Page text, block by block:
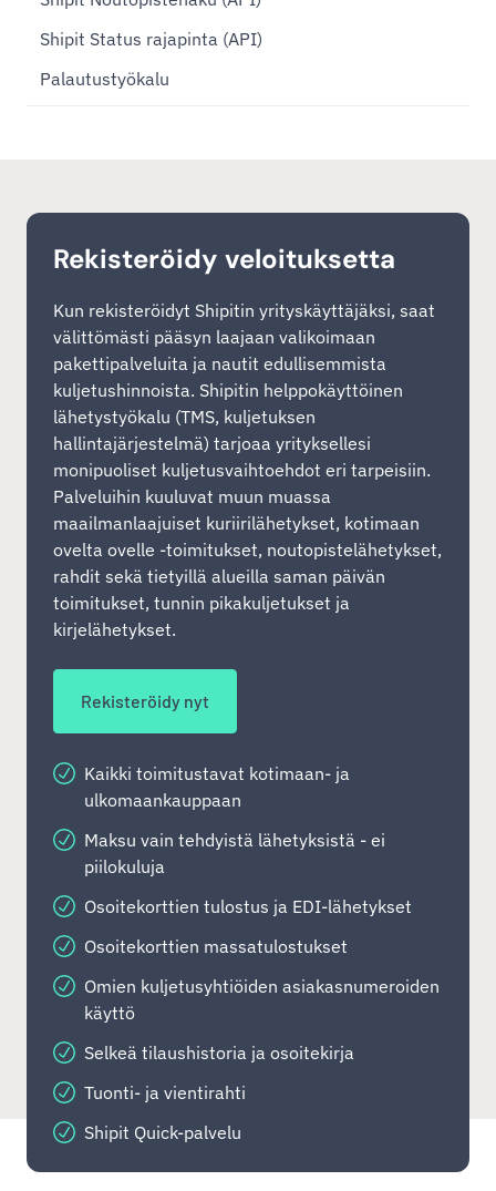
Shipit Status rajapinta (API)
Palautustyökalu
Rekisteröidy veloituksetta
Kun rekisteröidyt Shipitin yrityskäyttäjäksi, saat
välittömästi pääsyn laajaan valikoimaan
pakettipalveluita ja nautit edullisemmista
kuljetushinnoista. Shipitin helppokäyttöinen
lähetystyökalu (TMS, kuljetuksen
hallintajärjestelmä) tarjoaa yrityksellesi
monipuoliset kuljetusvaihtoehdot eri tarpeisiin.
Palveluihin kuuluvat muun muassa
maailmanlaajuiset kuriirilähetykset, kotimaan
ovelta ovelle -toimitukset, noutopistelähetykset,
rahdit sekä tietyillä alueilla saman päivän
toimitukset, tunnin pikakuljetukset ja
kirjelähetykset.
Rekisteröidy nyt
Kaikki toimitustavat kotimaan- ja
ulkomaankauppaan
Maksu vain tehdyistä lähetyksistä - ei
piilokuluja
Osoitekorttien tulostus ja EDI-lähetykset
Osoitekorttien massatulostukset
Omien kuljetusyhtiöiden asiakasnumeroiden
käyttö
Selkeä tilaushistoria ja osoitekirja
Tuonti- ja vientirahti
Shipit Quick-palvelu